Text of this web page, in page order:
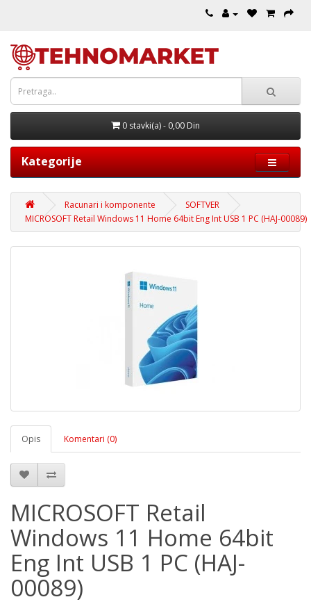
0 stavki(a) - 0,00 Din
Kategorije
Racunari i komponente
SOFTVER
MICROSOFT Retail Windows 11 Home 64bit Eng Int USB 1 PC (HAJ-00089)
Opis Komentari (0)
MICROSOFT Retail
Windows 11 Home 64bit
Eng Int USB 1 PC (HAJ-
00089)